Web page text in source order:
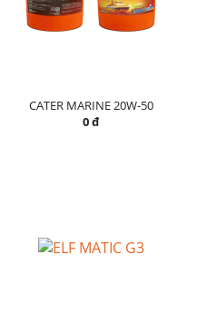
CATER MARINE 20W-50
0 đ